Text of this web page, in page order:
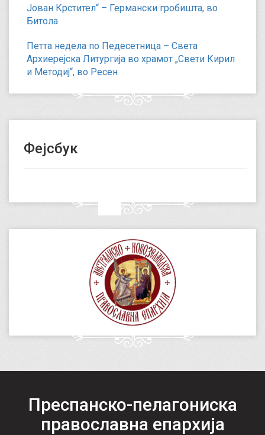
Јован Крстител“ – Германски гробишта, во
Битола
Петта недела по Педесетница – Света
Архиерејска Литургија во храмот „Свети Кирил
и Методиј“, во Ресен
Фејсбук
Преспанско-пелагониска
православна епархија